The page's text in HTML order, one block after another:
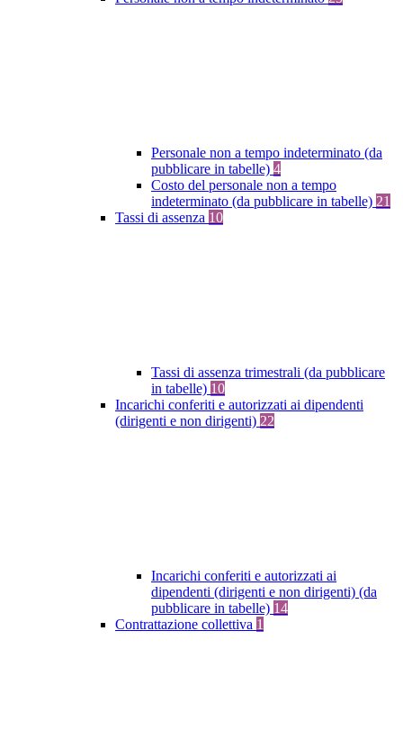
Personale non a tempo indeterminato (da
pubblicare in tabelle) 4
Costo del personale non a tempo
indeterminato (da pubblicare in tabelle) 21
Tassi di assenza 10
Tassi di assenza trimestrali (da pubblicare
in tabelle) 10
Incarichi conferiti e autorizzati ai dipendenti
(dirigenti e non dirigenti) 22
Incarichi conferiti e autorizzati ai
dipendenti (dirigenti e non dirigenti) (da
pubblicare in tabelle) 14
Contrattazione collettiva 1